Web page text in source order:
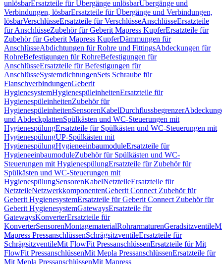
unlösbarErsatzteile für Übergänge unlösbarÜbergänge und
Verbindungen, lösbarErsatzteile für Übergänge und Verbindungen,
lösbarVerschlüsseErsatzteile für VerschlüsseAnschlüsseErsatzteile
für AnschlüsseZubehör für Geberit Mapress KupferErsatzteile für
Zubehör für Geberit Mapress KupferDämmungen für
AnschlüsseAbdichtungen für Rohre und FittingsAbdeckungen für
RohreBefestigungen für RohreBefestigungen für
AnschlüsseErsatzteile für Befestigungen für
AnschlüsseSystemdichtungenSets Schraube für
FlanschverbindungenGeberit
HygienesystemHygienespüleinheitenErsatzteile für
HygienespüleinheitenZubehör für
HygienespüleinheitenSensorenKabelDurchflussbegrenzer
und AbdeckplattenSpülkästen und WC-Steuerungen mit
HygienespülungErsatzteile für Spülkästen und WC-Steuerungen mit
HygienespülungUP-Spülkästen mit
HygienespülungHygieneeinbaumoduleErsatzteile für
HygieneeinbaumoduleZubehör für Spülkästen und WC-
Steuerungen mit HygienespülungErsatzteile für Zubehör für
Spülkästen und WC-Steuerungen mit
HygienespülungSensorenKabelNetzteileErsatzteile für
NetzteileNetzwerkkomponentenGeberit Connect Zubehör für
Geberit HygienesystemErsatzteile für Geberit Connect Zubehör für
Geberit HygienesystemGatewaysErsatzteile für
GatewaysKonverterErsatzteile für
KonverterSensorenMontagematerialRohrarmaturenGeradsitzventile
Mapress PressanschlüssenSchrägsitzventileErsatzteile für
SchrägsitzventileMit FlowFit PressanschlüssenErsatzteile für Mit
FlowFit PressanschlüssenMit Mepla PressanschlüssenErsatzteile für
Mit Mepla PressanschlüssenMit Mapress